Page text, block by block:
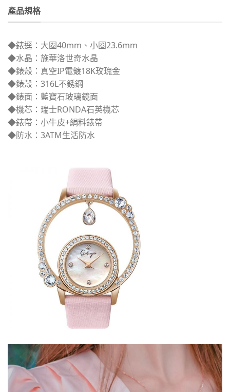
產品規格
◆錶逕：大圈40mm、小圈23.6mm
◆水晶：施華洛世奇水晶
◆錶殼：真空IP電鍍18K玫瑰金
◆錶殼：316L不銹鋼
◆錶面：藍寶石玻璃鏡面
◆機芯：瑞士RONDA石英機芯
◆錶帶：小牛皮+絹料錶帶
◆防水：3ATM生活防水